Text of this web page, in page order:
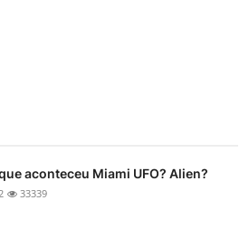
aconteceu Miami UFO? Alien?
33339